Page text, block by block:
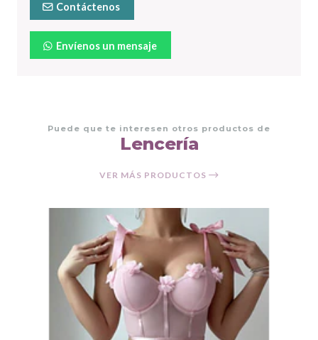
Contáctenos
Envíenos un mensaje
Puede que te interesen otros productos de
Lencería
VER MÁS PRODUCTOS